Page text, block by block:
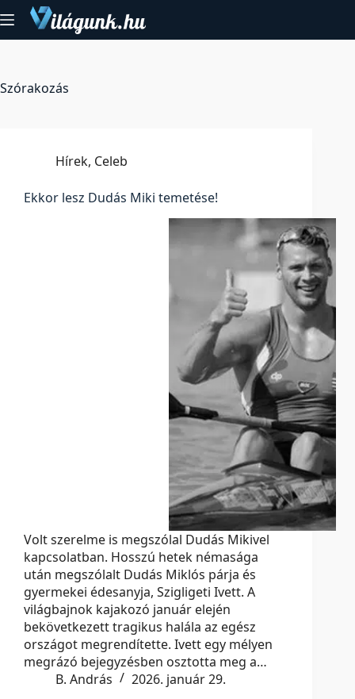
to
content
Szórakozás
Hírek, Celeb
Ekkor lesz Dudás Miki temetése!
Volt szerelme is megszólal Dudás Mikivel
kapcsolatban. Hosszú hetek némasága
után megszólalt Dudás Miklós párja és
gyermekei édesanyja, Szigligeti Ivett. A
világbajnok kajakozó január elején
bekövetkezett tragikus halála az egész
országot megrendítette. Ivett egy mélyen
megrázó bejegyzésben osztotta meg a…
B. András
2026. január 29.